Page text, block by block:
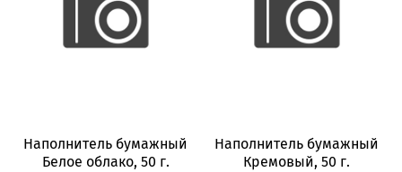
Наполнитель бумажный
Белое облако, 50 г.
Наполнитель бумажный
Кремовый, 50 г.